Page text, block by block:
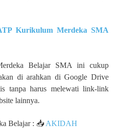
Kurikulum Merdeka SMA
Belajar SMA ini cukup
di arahkan di Google Drive
tanpa harus melewati link-link
lainnya.
Belajar : 📥 AKIDAH